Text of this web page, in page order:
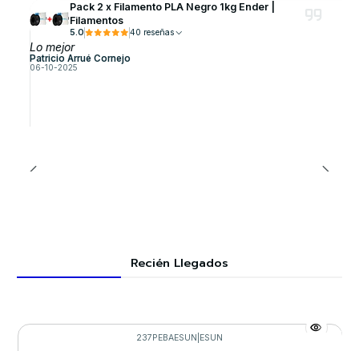
Pack 2 x Filamento PLA Negro 1kg Ender |
Filamentos
5.0 40 reseñas
Lo mejor
Patricio Arrué Cornejo
06-10-2025
Recién Llegados
237PEBAESUN ESUN